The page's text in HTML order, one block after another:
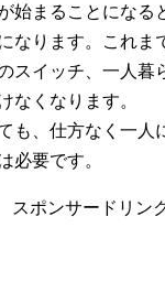
始まることになる
なります。これま
スイッチ、一人暮
なくなります。
も、仕方なく一人
必要です。
スポンサードリン